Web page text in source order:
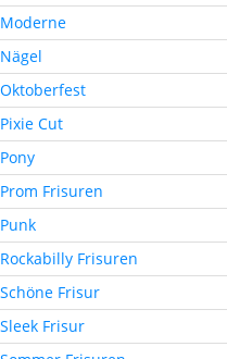
Moderne
Nägel
Oktoberfest
Pixie Cut
Pony
Prom Frisuren
Punk
Rockabilly Frisuren
Schöne Frisur
Sleek Frisur